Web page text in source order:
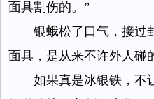
面具割伤的。”
银蛾松了口气，接过
面具，是从来不许外人碰
如果真是冰银铁，不